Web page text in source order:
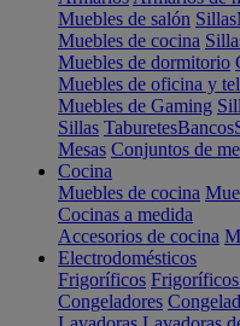
Muebles de salón Sillas
Muebles de cocina
Muebles de dormitorio
Muebles de oficina y
Muebles de Gaming
Sillas TaburetesBancos
Mesas Conjuntos de
Cocina
Muebles de cocina
Cocinas a medida
Accesorios de cocina
Electrodomésticos
Frigoríficos
Congeladores